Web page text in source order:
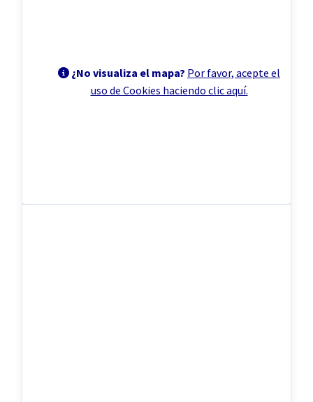
¿No visualiza el mapa? Por favor, acepte el
uso de Cookies haciendo clic aquí.